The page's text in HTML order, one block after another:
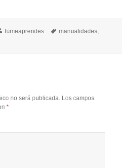
Autor
tumeaprendes Etiquetas
manualidades
no será publicada. Los campos
*